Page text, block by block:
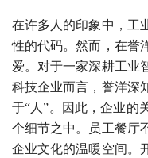
在许多人的印象中，工
性的代码。然而，在誉
爱。对于一家深耕工业
科技企业而言，誉洋深
于“人”。因此，企业的
个细节之中。员工餐厅
企业文化的温暖空间。